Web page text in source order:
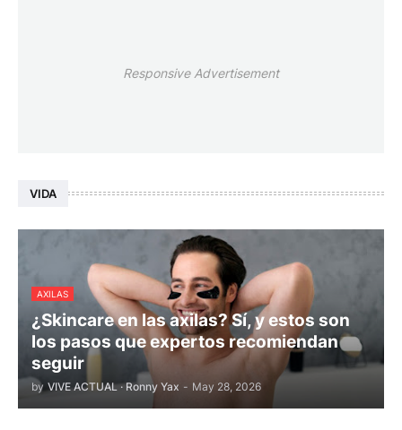
Responsive Advertisement
VIDA
AXILAS
¿Skincare en las axilas? Sí, y estos son
los pasos que expertos recomiendan
seguir
by VIVE ACTUAL · Ronny Yax - May 28, 2026